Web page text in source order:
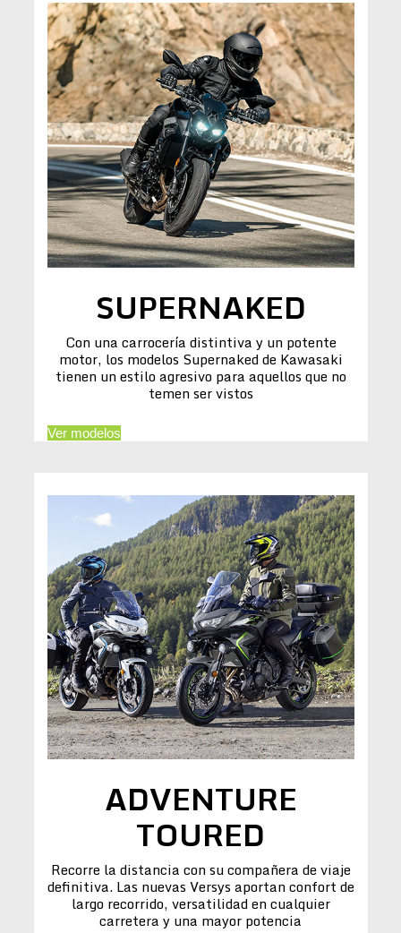
SUPERNAKED
Con una carrocería distintiva y un potente
motor, los modelos Supernaked de Kawasaki
tienen un estilo agresivo para aquellos que no
temen ser vistos
Ver modelos
ADVENTURE
TOURED
Recorre la distancia con su compañera de viaje
definitiva. Las nuevas Versys aportan confort de
largo recorrido, versatilidad en cualquier
carretera y una mayor potencia